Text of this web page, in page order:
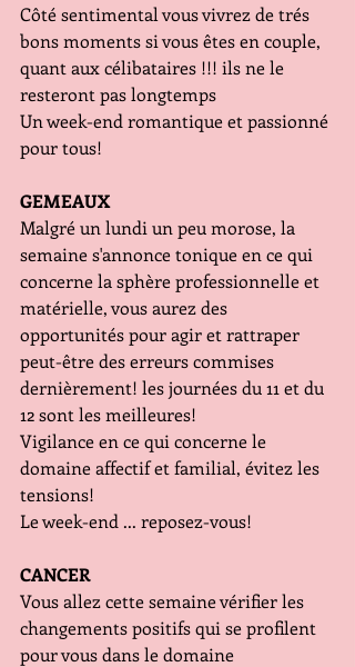
Côté sentimental vous vivrez de trés
bons moments si vous êtes en couple,
quant aux célibataires !!! ils ne le
resteront pas longtemps
Un week-end romantique et passionné
pour tous!
GEMEAUX
Malgré un lundi un peu morose, la
semaine s'annonce tonique en ce qui
concerne la sphère professionnelle et
matérielle, vous aurez des
opportunités pour agir et rattraper
peut-être des erreurs commises
dernièrement! les journées du 11 et du
12 sont les meilleures!
Vigilance en ce qui concerne le
domaine affectif et familial, évitez les
tensions!
Le week-end ... reposez-vous!
CANCER
Vous allez cette semaine vérifier les
changements positifs qui se profilent
pour vous dans le domaine